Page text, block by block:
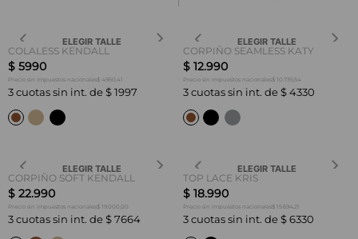
ELEGIR TALLE
COLALESS KENDALL
$ 5990
Precio sin impuestos nacionales$ 4950,41
3 cuotas sin int. de $ 1997
ELEGIR TALLE
CORPIÑO SEAMLESS KATY
$ 12.990
Precio sin impuestos nacionales$ 10.735,54
3 cuotas sin int. de $ 4330
ELEGIR TALLE
CORPIÑO SOFT KENDALL
$ 22.990
Precio sin impuestos nacionales$ 19.000,00
3 cuotas sin int. de $ 7664
ELEGIR TALLE
TOP LACE KRIS
$ 18.990
Precio sin impuestos nacionales$ 15.694,21
3 cuotas sin int. de $ 6330